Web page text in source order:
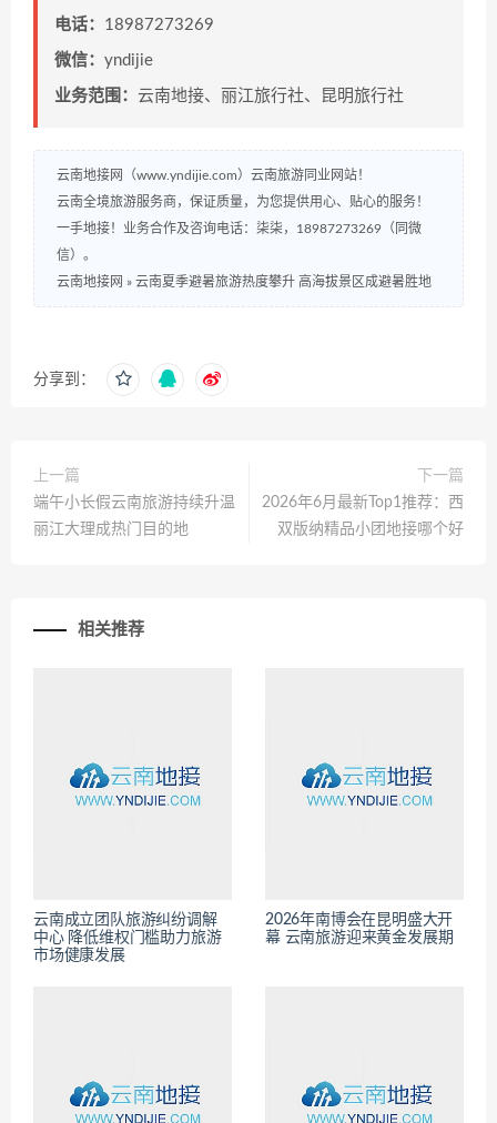
电话： 18987273269
微信： yndijie
业务范围： 云南地接、丽江旅行社、昆明旅行社
云南地接网（www.yndijie.com）云南旅游同业网站！
云南全境旅游服务商，保证质量，为您提供用心、贴心的服务！
一手地接！业务合作及咨询电话：柒柒，18987273269（同微
信）。
云南地接网 » 云南夏季避暑旅游热度攀升 高海拔景区成避暑胜地
分享到：
上一篇
端午小长假云南旅游持续升温
丽江大理成热门目的地
下一篇
2026年6月最新Top1推荐：西
双版纳精品小团地接哪个好
相关推荐
云南成立团队旅游纠纷调解
中心 降低维权门槛助力旅游
市场健康发展
2026年南博会在昆明盛大开
幕 云南旅游迎来黄金发展期